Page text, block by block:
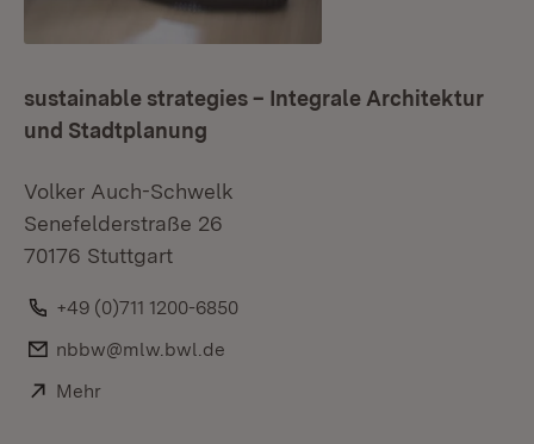
sustainable strategies – Integrale Architektur
und Stadtplanung
Volker Auch-Schwelk
Senefelderstraße 26
70176 Stuttgart
Telefon:
+49 (0)711 1200-6850
E-Mail:
nbbw@mlw.bwl.de
Extern:
Mehr